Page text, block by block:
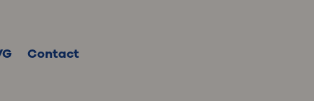
Contact